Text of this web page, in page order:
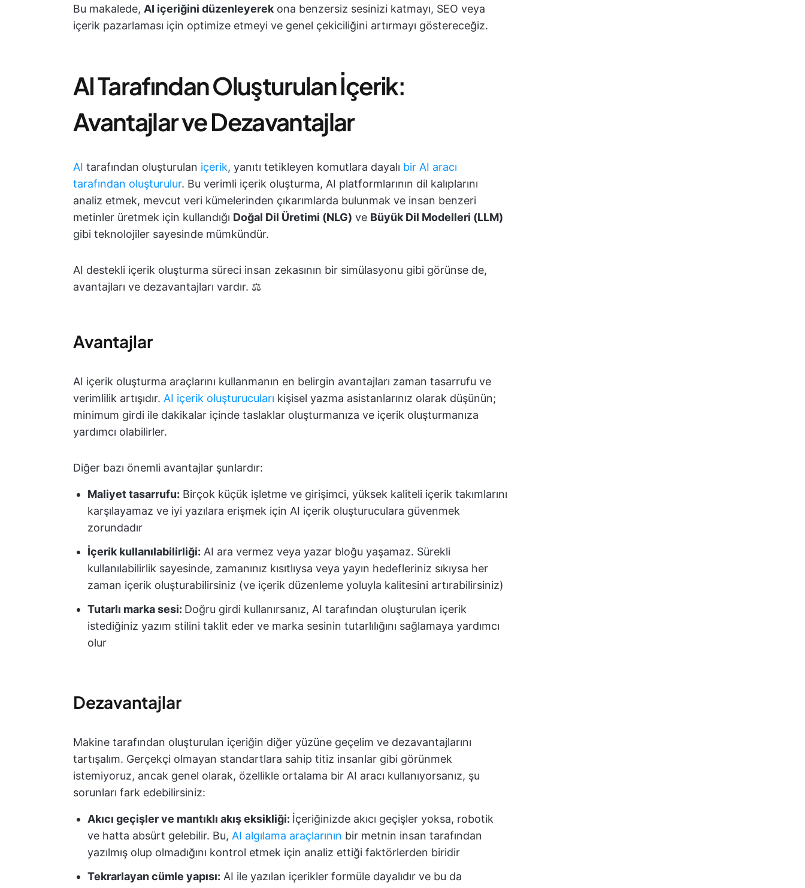
Bu makalede, AI içeriğini düzenleyerek ona benzersiz sesinizi katmayı, SEO veya
içerik pazarlaması için optimize etmeyi ve genel çekiciliğini artırmayı göstereceğiz.
AI Tarafından Oluşturulan İçerik:
Avantajlar ve Dezavantajlar
AI tarafından oluşturulan içerik, yanıtı tetikleyen komutlara dayalı bir AI aracı
tarafından oluşturulur. Bu verimli içerik oluşturma, AI platformlarının dil kalıplarını
analiz etmek, mevcut veri kümelerinden çıkarımlarda bulunmak ve insan benzeri
metinler üretmek için kullandığı Doğal Dil Üretimi (NLG) ve Büyük Dil Modelleri (LLM)
gibi teknolojiler sayesinde mümkündür.
AI destekli içerik oluşturma süreci insan zekasının bir simülasyonu gibi görünse de,
avantajları ve dezavantajları vardır. ⚖️
Avantajlar
AI içerik oluşturma araçlarını kullanmanın en belirgin avantajları zaman tasarrufu ve
verimlilik artışıdır. AI içerik oluşturucuları kişisel yazma asistanlarınız olarak düşünün;
minimum girdi ile dakikalar içinde taslaklar oluşturmanıza ve içerik oluşturmanıza
yardımcı olabilirler.
Diğer bazı önemli avantajlar şunlardır:
Maliyet tasarrufu: Birçok küçük işletme ve girişimci, yüksek kaliteli içerik takımlarını
karşılayamaz ve iyi yazılara erişmek için AI içerik oluşturuculara güvenmek
zorundadır
İçerik kullanılabilirliği: AI ara vermez veya yazar bloğu yaşamaz. Sürekli
kullanılabilirlik sayesinde, zamanınız kısıtlıysa veya yayın hedefleriniz sıkıysa her
zaman içerik oluşturabilirsiniz (ve içerik düzenleme yoluyla kalitesini artırabilirsiniz)
Tutarlı marka sesi: Doğru girdi kullanırsanız, AI tarafından oluşturulan içerik
istediğiniz yazım stilini taklit eder ve marka sesinin tutarlılığını sağlamaya yardımcı
olur
Dezavantajlar
Makine tarafından oluşturulan içeriğin diğer yüzüne geçelim ve dezavantajlarını
tartışalım. Gerçekçi olmayan standartlara sahip titiz insanlar gibi görünmek
istemiyoruz, ancak genel olarak, özellikle ortalama bir AI aracı kullanıyorsanız, şu
sorunları fark edebilirsiniz:
Akıcı geçişler ve mantıklı akış eksikliği: İçeriğinizde akıcı geçişler yoksa, robotik
ve hatta absürt gelebilir. Bu, AI algılama araçlarının bir metnin insan tarafından
yazılmış olup olmadığını kontrol etmek için analiz ettiği faktörlerden biridir
Tekrarlayan cümle yapısı: AI ile yazılan içerikler formüle dayalıdır ve bu da